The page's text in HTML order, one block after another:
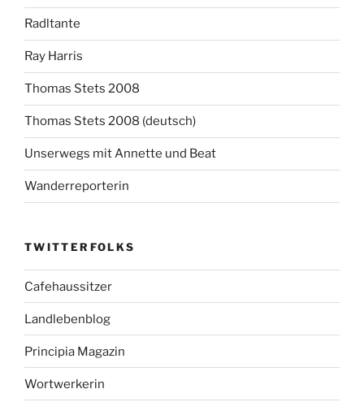
Radltante
Ray Harris
Thomas Stets 2008
Thomas Stets 2008 (deutsch)
Unserwegs mit Annette und Beat
Wanderreporterin
TWITTERFOLKS
Cafehaussitzer
Landlebenblog
Principia Magazin
Wortwerkerin